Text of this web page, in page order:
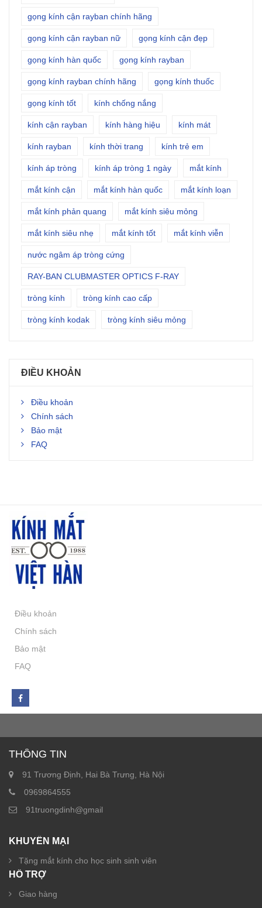
gọng kính cận rayban chính hãng
gọng kính cận rayban nữ gọng kính cận đẹp
gọng kính hàn quốc gọng kính rayban
gọng kính rayban chính hãng gọng kính thuốc
gọng kính tốt kính chống nắng
kính cận rayban kính hàng hiệu kính mát
kính rayban kính thời trang kính trẻ em
kính áp tròng kính áp tròng 1 ngày mắt kính
mắt kính cận mắt kính hàn quốc mắt kính loạn
mắt kính phản quang mắt kính siêu mỏng
mắt kính siêu nhẹ mắt kính tốt mắt kính viễn
nước ngâm áp tròng cứng
RAY-BAN CLUBMASTER OPTICS F-RAY
tròng kính tròng kính cao cấp
tròng kính kodak tròng kính siêu mỏng
ĐIỀU KHOẢN
Điều khoản
Chính sách
Bảo mật
FAQ
Điều khoản
Chính sách
Bảo mật
FAQ
THÔNG TIN
91 Trương Định, Hai Bà Trưng, Hà Nội
0969864555
91truongdinh@gmail
KHUYẾN MẠI
Tặng mắt kính cho học sinh sinh viên
HỖ TRỢ
Giao hàng